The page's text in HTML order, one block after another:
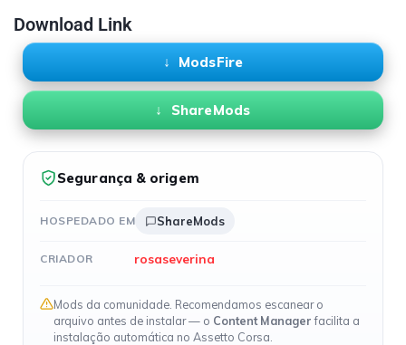
Download Link
ModsFire
ShareMods
Segurança & origem
HOSPEDADO EM ShareMods
CRIADOR rosaseverina
Mods da comunidade. Recomendamos escanear o
arquivo antes de instalar — o Content Managerfacilita a
instalação automática no Assetto Corsa.